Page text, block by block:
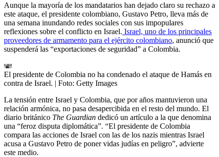
Aunque la mayoría de los mandatarios han dejado claro su rechazo a
este ataque, el presidente colombiano, Gustavo Petro, lleva más de
una semana inundando redes sociales con sus impopulares
reflexiones sobre el conflicto en Israel. Israel, uno de los principales
proveedores de armamento para el ejército colombiano, anunció que
suspenderá las “exportaciones de seguridad” a Colombia.
El presidente de Colombia no ha condenado el ataque de Hamás en
contra de Israel. | Foto: Getty Images
La tensión entre Israel y Colombia, que por años mantuvieron una
relación armónica, no pasa desapercibida en el resto del mundo. El
diario británico The Guardian dedicó un artículo a la que denomina
una “feroz disputa diplomática”. “El presidente de Colombia
compara las acciones de Israel con las de los nazis mientras Israel
acusa a Gustavo Petro de poner vidas judías en peligro”, advierte
este medio.